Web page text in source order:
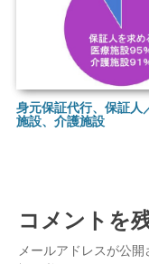
身元保証代行、保証人
施設、介護施設
コメントを
メールアドレスが公開